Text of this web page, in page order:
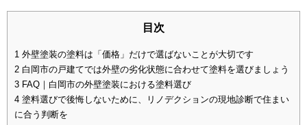
目次
1 外壁塗装の塗料は「価格」だけで選ばないことが大切です
2 白岡市の戸建てでは外壁の劣化状態に合わせて塗料を選びましょう
3 FAQ｜白岡市の外壁塗装における塗料選び
4 塗料選びで後悔しないために、リノデクションの現地診断で住まい
に合う判断を